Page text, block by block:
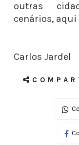
outras
cenários, aqui
Carlos Jardel